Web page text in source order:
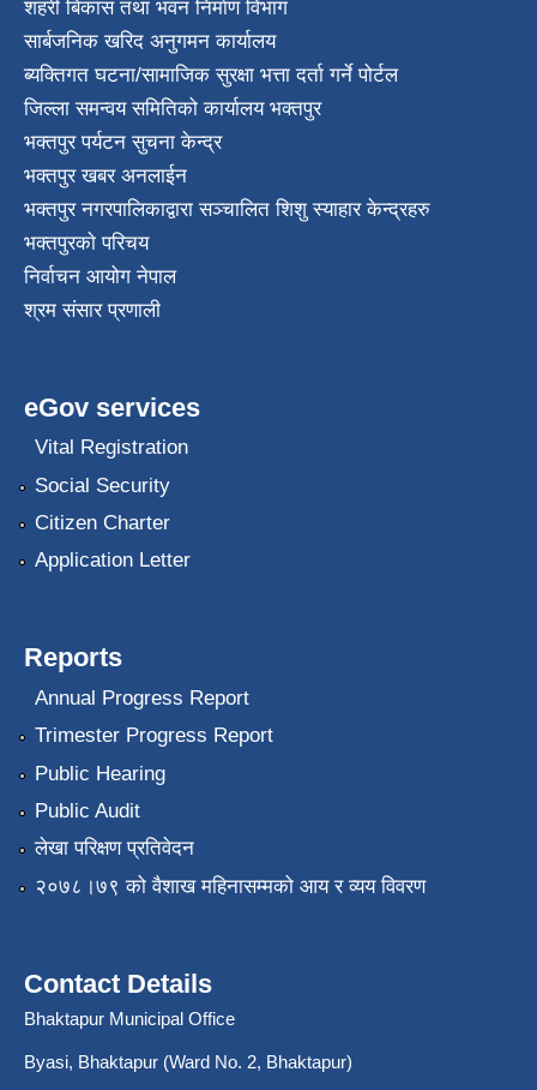
शहरी बिकास तथा भवन निर्माण विभाग
सार्बजनिक खरिद अनुगमन कार्यालय
ब्यक्तिगत घटना/सामाजिक सुरक्षा भत्ता दर्ता गर्ने पोर्टल
जिल्ला समन्वय समितिको कार्यालय भक्तपुर
भक्तपुर पर्यटन सुचना केन्द्र
भक्तपुर खबर अनलाईन
भक्तपुर नगरपालिकाद्वारा सञ्चालित शिशु स्याहार केन्द्रहरु
भक्तपुरकाे परिचय
निर्वाचन आयोग नेपाल
श्रम संसार प्रणाली
eGov services
Vital Registration
Social Security
Citizen Charter
Application Letter
Reports
Annual Progress Report
Trimester Progress Report
Public Hearing
Public Audit
लेखा परिक्षण प्रतिवेदन
२०७८।७९ को वैशाख महिनासम्मको आय र व्यय विवरण
Contact Details
Bhaktapur Municipal Office
Byasi, Bhaktapur (Ward No. 2, Bhaktapur)